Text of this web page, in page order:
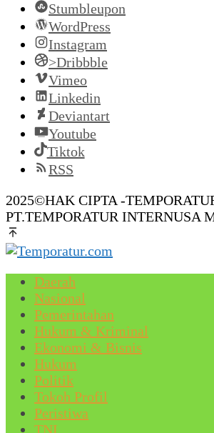
Stumbleupon
WordPress
Instagram
>Dribbble
Vimeo
Linkedin
Deviantart
Youtube
Tiktok
RSS
2025©HAK CIPTA -
PT.TEMPORATUR INTERNUSA
Daerah
Nasional
Pemerintahan
Hukum & Kriminal
Ekonomi & Bisnis
Hukum
Politik
Tokoh Profil
Peristiwa
TNI